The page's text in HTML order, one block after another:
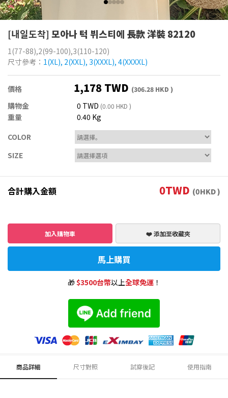
[내일도착] 모아나 턱 뷔스티에 長款 洋裝 82120
1(77-88),2(99-100),3(110-120)
尺寸參考： 1(XL), 2(XXL), 3(XXXL), 4(XXXXL)
價格 1,178 TWD (306.28 HKD )
購物金 0 TWD (0.00 HKD )
重量
0.40 Kg
COLOR
SIZE
合計購入金額 0TWD (0HKD )
加入購物車 ❤️ 添加至收藏夾
馬上購買
🎁$3500台幣以上全球免運！
商品詳細 尺寸對照 試穿後記 使用指南